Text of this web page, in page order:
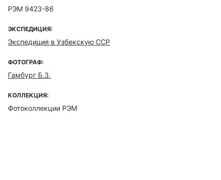
РЭМ 9423-86
ЭКСПЕДИЦИЯ:
Экспедиция в Узбекскую ССР
ФОТОГРАФ:
Гамбург Б.З.
КОЛЛЕКЦИЯ:
Фотоколлекции РЭМ